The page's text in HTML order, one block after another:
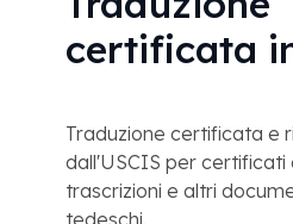
certificata
Traduzione certificata e
dall'USCIS per certificati
trascrizioni e altri
tedeschi.